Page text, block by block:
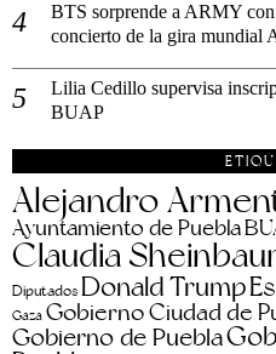
BTS sorprende a ARMY con
concierto de la gira mundial
Lilia Cedillo supervisa
BUAP
Alejandro
Ayuntamiento de Puebla
Claudia
Diputados Donald Trump
Gaza Gobierno Ciudad de
Gobierno de Puebla